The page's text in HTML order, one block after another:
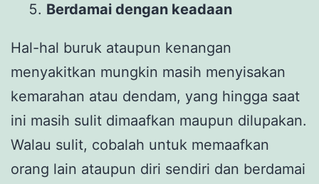
Berdamai dengan keadaan
Hal-hal buruk ataupun kenangan
menyakitkan mungkin masih menyisakan
kemarahan atau dendam, yang hingga saat
ini masih sulit dimaafkan maupun dilupakan.
Walau sulit, cobalah untuk memaafkan
orang lain ataupun diri sendiri dan berdamai